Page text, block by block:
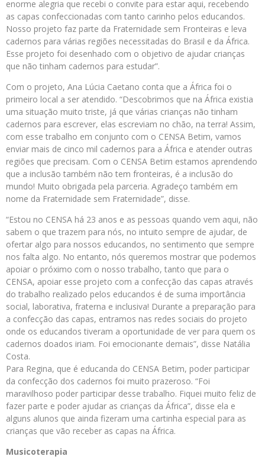
enorme alegria que recebi o convite para estar aqui, recebendo
as capas confeccionadas com tanto carinho pelos educandos.
Nosso projeto faz parte da Fraternidade sem Fronteiras e leva
cadernos para várias regiões necessitadas do Brasil e da África.
Esse projeto foi desenhado com o objetivo de ajudar crianças
que não tinham cadernos para estudar”.
Com o projeto, Ana Lúcia Caetano conta que a África foi o
primeiro local a ser atendido. “Descobrimos que na África existia
uma situação muito triste, já que várias crianças não tinham
cadernos para escrever, elas escreviam no chão, na terra! Assim,
com esse trabalho em conjunto com o CENSA Betim, vamos
enviar mais de cinco mil cadernos para a África e atender outras
regiões que precisam. Com o CENSA Betim estamos aprendendo
que a inclusão também não tem fronteiras, é a inclusão do
mundo! Muito obrigada pela parceria. Agradeço também em
nome da Fraternidade sem Fraternidade”, disse.
“Estou no CENSA há 23 anos e as pessoas quando vem aqui, não
sabem o que trazem para nós, no intuito sempre de ajudar, de
ofertar algo para nossos educandos, no sentimento que sempre
nos falta algo. No entanto, nós queremos mostrar que podemos
apoiar o próximo com o nosso trabalho, tanto que para o
CENSA, apoiar esse projeto com a confecção das capas através
do trabalho realizado pelos educandos é de suma importância
social, laborativa, fraterna e inclusiva! Durante a preparação para
a confecção das capas, entramos nas redes sociais do projeto
onde os educandos tiveram a oportunidade de ver para quem os
cadernos doados iriam. Foi emocionante demais”, disse Natália
Costa.
Para Regina, que é educanda do CENSA Betim, poder participar
da confecção dos cadernos foi muito prazeroso. “Foi
maravilhoso poder participar desse trabalho. Fiquei muito feliz de
fazer parte e poder ajudar as crianças da África”, disse ela e
alguns alunos que ainda fizeram uma cartinha especial para as
crianças que vão receber as capas na África.
Musicoterapia